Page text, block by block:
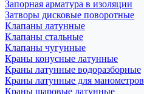
Запорная арматура в изоляции
Затворы дисковые поворотные
Клапаны латунные
Клапаны стальные
Клапаны чугунные
Краны конусные латунные
Краны латунные водоразборные
Краны латунные для манометров
Краны шаровые латунные